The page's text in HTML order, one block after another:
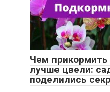
Чем
лучше цвели:
поделились